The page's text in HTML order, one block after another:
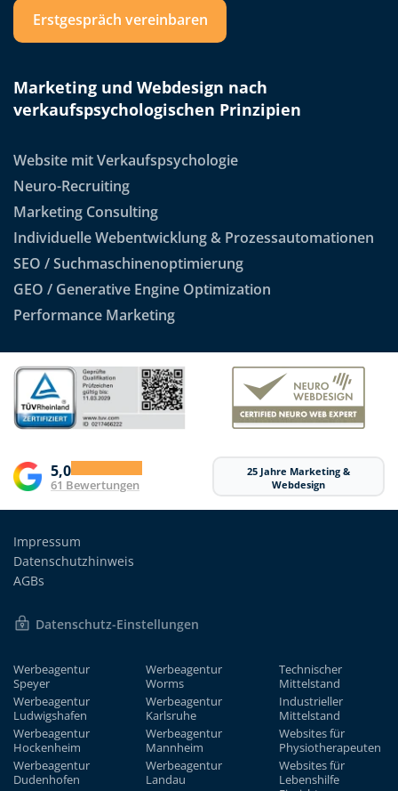
Erstgespräch vereinbaren
Marketing und Webdesign nach
verkaufspsychologischen Prinzipien
Website mit Verkaufspsychologie
Neuro-Recruiting
Marketing Consulting
Individuelle Webentwicklung & Prozessautomationen
SEO / Suchmaschinenoptimierung
GEO / Generative Engine Optimization
Performance Marketing
5,0
61 Bewertungen
25 Jahre Marketing &
Webdesign
Impressum
Datenschutzhinweis
AGBs
Datenschutz-Einstellungen
Werbeagentur
Speyer
Werbeagentur
Ludwigshafen
Werbeagentur
Hockenheim
Werbeagentur
Dudenhofen
Werbeagentur
Worms
Werbeagentur
Karlsruhe
Werbeagentur
Mannheim
Werbeagentur
Landau
Technischer
Mittelstand
Industrieller
Mittelstand
Websites für
Physiotherapeuten
Websites für
Lebenshilfe